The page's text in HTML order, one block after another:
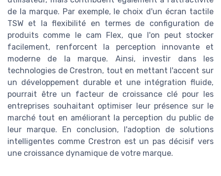
de la marque. Par exemple, le choix d'un écran tactile
TSW et la flexibilité en termes de configuration de
produits comme le cam Flex, que l'on peut stocker
facilement, renforcent la perception innovante et
moderne de la marque. Ainsi, investir dans les
technologies de Crestron, tout en mettant l'accent sur
un développement durable et une intégration fluide,
pourrait être un facteur de croissance clé pour les
entreprises souhaitant optimiser leur présence sur le
marché tout en améliorant la perception du public de
leur marque. En conclusion, l'adoption de solutions
intelligentes comme Crestron est un pas décisif vers
une croissance dynamique de votre marque.